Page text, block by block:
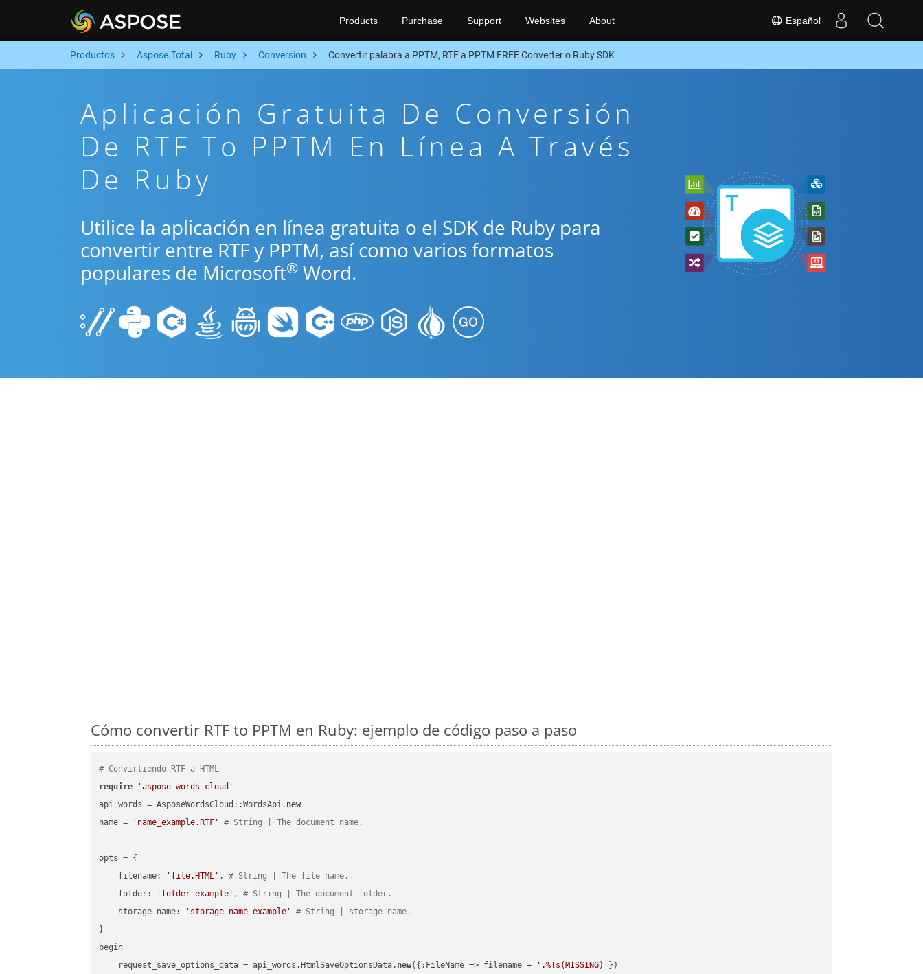
Español
Products Purchase Support Websites About
Productos Aspose.Total Ruby Conversion Convertir palabra a PPTM, RTF a PPTM FREE Converter o Ruby SDK
Aplicación Gratuita De Conversión
De RTF To PPTM En Línea A Través
De Ruby
Utilice la aplicación en línea gratuita o el SDK de Ruby para
convertir entre RTF y PPTM, así como varios formatos
populares de Microsoft® Word.
Cómo convertir RTF to PPTM en Ruby: ejemplo de código paso a paso
# Convirtiendo RTF a HTML
require
'aspose_words_cloud'
api_words = AsposeWordsCloud::WordsApi. new
name =
'name_example.RTF' # String | The document name.
opts = {
    filename:
'file.HTML' , # String | The file name.
    folder:
'folder_example' , # String | The document folder.
    storage_name:
'storage_name_example'
# String | storage name.
}
begin
    request_save_options_data = api_words.HtmlSaveOptionsData.
new({:FileName => filename + '.%!s(MISSING)' })